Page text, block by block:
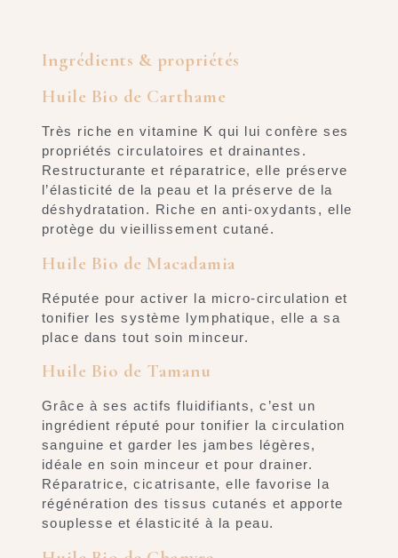
Ingrédients & propriétés
Huile Bio de Carthame
Très riche en vitamine K qui lui confère ses
propriétés circulatoires et drainantes.
Restructurante et réparatrice, elle préserve
l’élasticité de la peau et la préserve de la
déshydratation. Riche en anti-oxydants, elle
protège du vieillissement cutané.
Huile Bio de Macadamia
Réputée pour activer la micro-circulation et
tonifier les système lymphatique, elle a sa
place dans tout soin minceur.
Huile Bio de Tamanu
Grâce à ses actifs fluidifiants, c’est un
ingrédient réputé pour tonifier la circulation
sanguine et garder les jambes légères,
idéale en soin minceur et pour drainer.
Réparatrice, cicatrisante, elle favorise la
régénération des tissus cutanés et apporte
souplesse et élasticité à la peau.